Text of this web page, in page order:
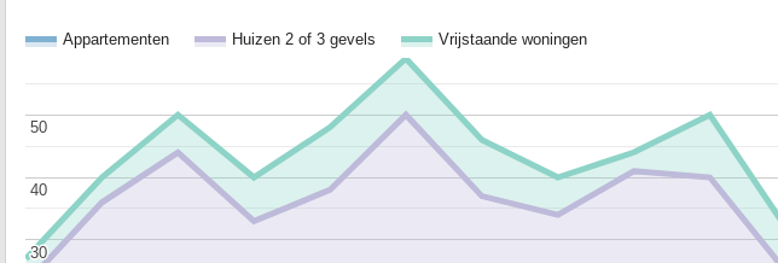
Appartementen Huizen 2 of 3 gevels Vrijstaande woningen
30
30
40
40
50
50